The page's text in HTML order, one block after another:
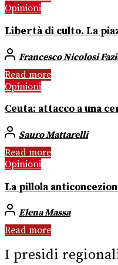
Opinioni
Libertà di culto. La
Francesco Nicolosi
Read more
Opinioni
Ceuta: attacco a una
Sauro Mattarelli
Read more
Opinioni
La pillola
Elena Massa
Read more
I presidi